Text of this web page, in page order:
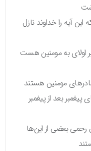
را خداوند نازل
اولای به مومنین هست
مومنین هستند
بعد از پیغمبر
بعضی از این‌ها